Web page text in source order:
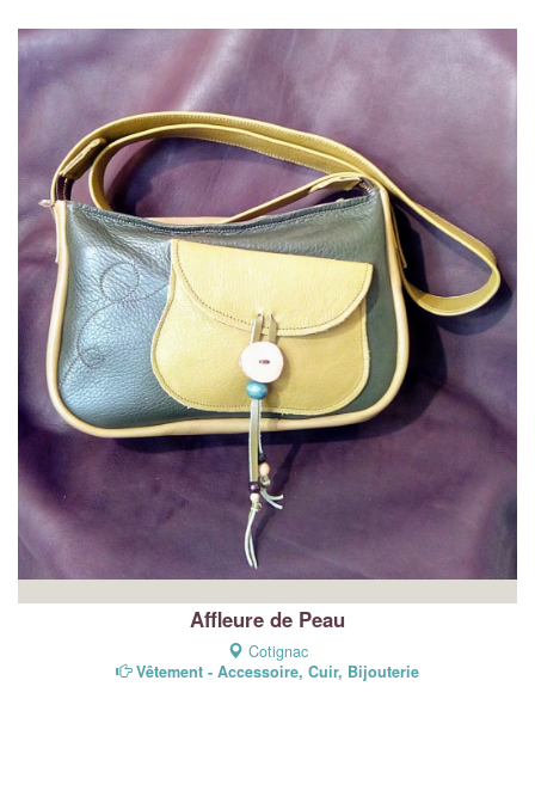
Affleure de Peau
Cotignac
Vêtement - Accessoire, Cuir, Bijouterie